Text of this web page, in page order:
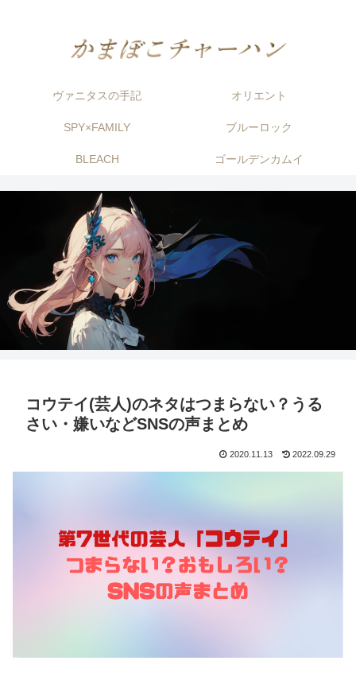
ヴァニタスの手記 オリエント
SPY×FAMILY ブルーロック
BLEACH ゴールデンカムイ
コウテイ(芸人)のネタはつまらない？うる
さい・嫌いなどSNSの声まとめ
2020.11.13 2022.09.29